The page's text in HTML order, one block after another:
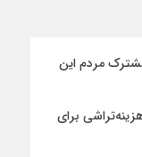
مردم این
برای